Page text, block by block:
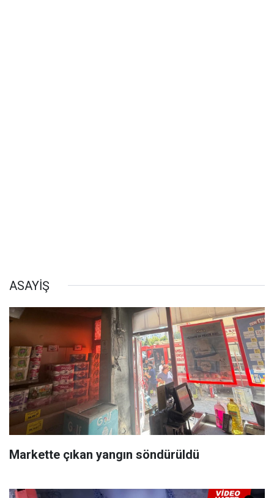
ASAYİŞ
Markette çıkan yangın söndürüldü